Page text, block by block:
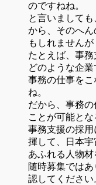
のですねね。
と言いまして
から、そのへ
もしれませんが
たとえば、事務
どのような企
事務の仕事を
ね。
だから、事務
ことが可能とな
事務支援の採
揮して、日本
あふれる人物材
随時募集では
認してください